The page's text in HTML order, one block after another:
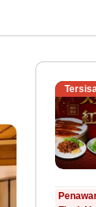
Tersisa